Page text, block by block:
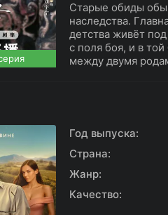
Старые обиды
наследства.
детства живёт
с поля боя, и в
между двумя
Год выпуска:
Страна:
Жанр:
Качество: